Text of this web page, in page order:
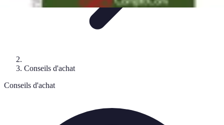
Conseils d'achat
Conseils d'achat